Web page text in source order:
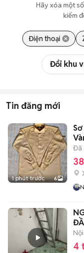
Hãy xóa một
kiếm
Điện thoại
Đổi khu
Tin đăng mới
1 phút trước 6
Đã
4